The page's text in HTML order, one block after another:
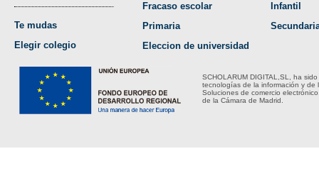
Te mudas
Elegir colegio
Fracaso escolar
Primaria
Eleccion de universidad
Infantil
SCHOLARUM DIGITAL,SL, ha
tecnologías de la información y de
Soluciones de comercio
de la Cámara de Madrid.